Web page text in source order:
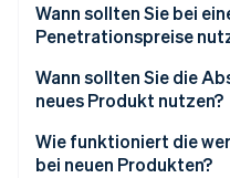
Wann sollten Sie bei
Penetrationspreise
Vorteile von
Wann sollten Sie die
neues Produkt nutzen?
Vorteile der
Wie funktioniert die
bei neuen Produkten?